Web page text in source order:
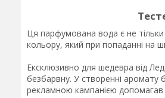
Ця парфумована вода є не
кольору, який при попаданні на
Ексклюзивно для шедевра від
безбарвну. У створенні аромату
рекламною кампанією